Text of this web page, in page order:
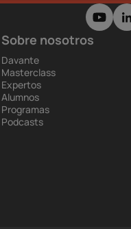
Sobre nosotros
Davante
Masterclass
Expertos
Alumnos
Programas
Podcasts